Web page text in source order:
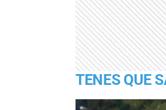
TENES QUE